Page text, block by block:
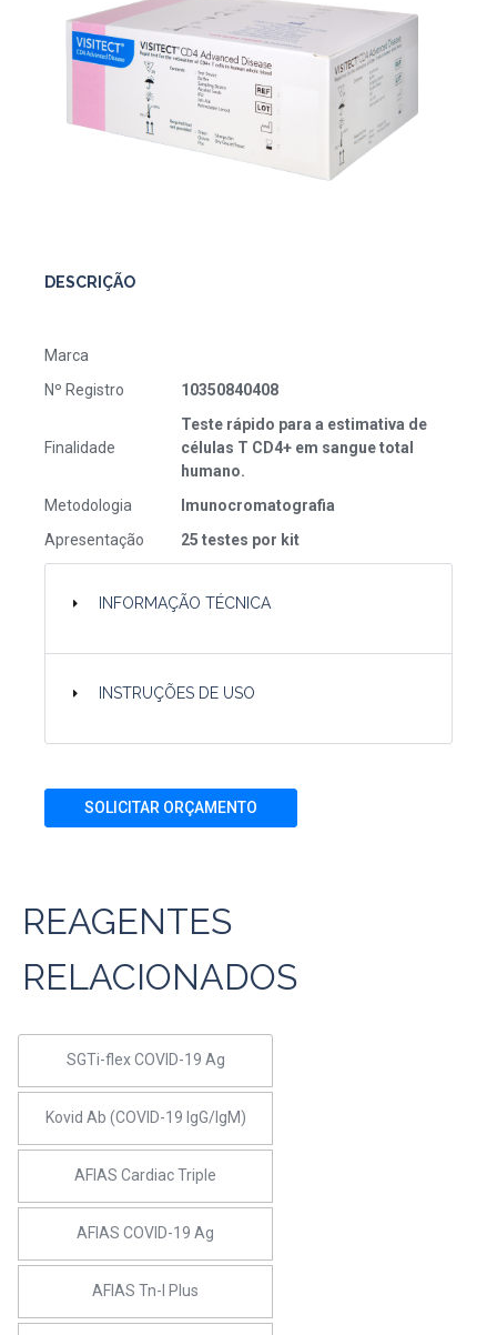
DESCRIÇÃO
Marca
Nº Registro
10350840408
Finalidade
Teste rápido para a estimativa de
células T CD4+ em sangue total
humano.
Metodologia
Imunocromatografia
Apresentação
25 testes por kit
INFORMAÇÃO TÉCNICA
INSTRUÇÕES DE USO
SOLICITAR ORÇAMENTO
REAGENTES
RELACIONADOS
SGTi-flex COVID-19 Ag
Kovid Ab (COVID-19 IgG/IgM)
AFIAS Cardiac Triple
AFIAS COVID-19 Ag
AFIAS Tn-I Plus